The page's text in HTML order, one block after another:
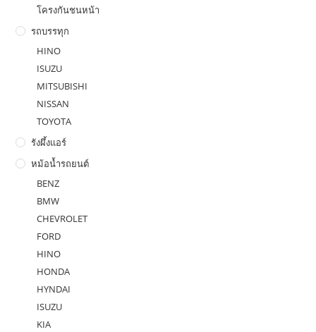
โครงกันชนหน้า
รถบรรทุก
HINO
ISUZU
MITSUBISHI
NISSAN
TOYOTA
รังผึ้งแอร์
หม้อน้ำรถยนต์
BENZ
BMW
CHEVROLET
FORD
HINO
HONDA
HYNDAI
ISUZU
KIA